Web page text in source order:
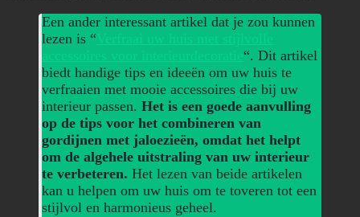
Een ander interessant artikel dat je zou kunnen
lezen is “
“. Dit artikel
biedt handige tips en ideeën om uw huis te
verfraaien met mooie accessoires die bij uw
interieur passen. Het is een goede aanvulling
op de tips voor het combineren van
gordijnen met jaloezieën, omdat het helpt
om de algehele uitstraling van uw interieur
te verbeteren. Het lezen van beide artikelen
kan u helpen om uw huis om te toveren tot een
stijlvol en harmonieus geheel.